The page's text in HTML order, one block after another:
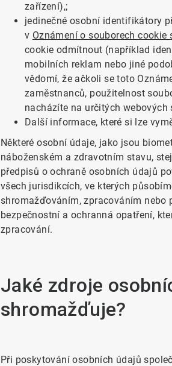
zařízení),;
jedinečné osobní identifikátory
v Oznámení o souborech cookie
cookie odmítnout (například
mobilních reklam nebo jiné
vědomí, že ačkoli se toto
zaměstnanců, použitelnost
nacházíte na určitých
Další informace, které si lze
Některé osobní údaje, jako jsou
náboženském a zdravotním stavu,
předpisů o ochraně osobních údajů
všech jurisdikcích, ve kterých
shromažďováním, zpracováním
bezpečnostní a ochranná opatření,
zpracování.
Jaké zdroje
shromažďuje?
Při poskytování osobních údajů